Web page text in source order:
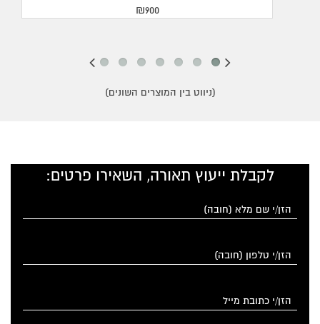
₪900
(ניווט בין המוצרים השונים)
לקבלת ייעוץ תאורה, השאירו פרטים: